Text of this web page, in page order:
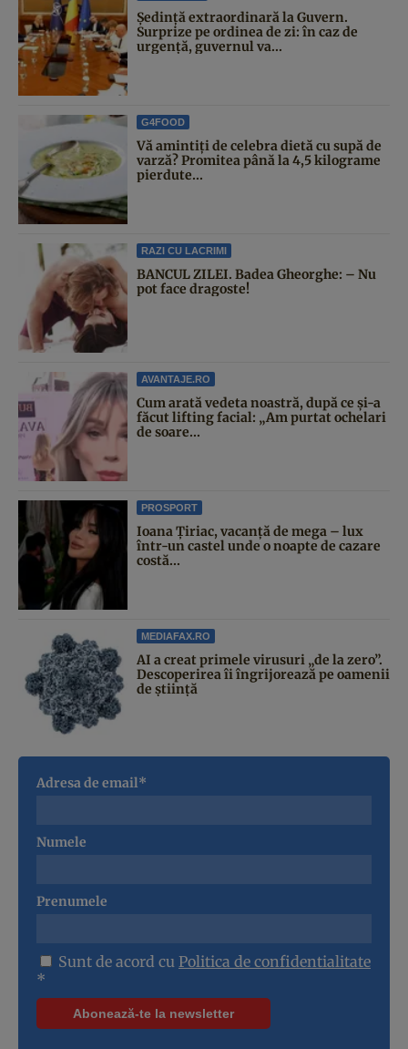
Şedinţă extraordinară la Guvern.
Surprize pe ordinea de zi: în caz de
urgență, guvernul va...
G4FOOD
Vă amintiți de celebra dietă cu supă de
varză? Promitea până la 4,5 kilograme
pierdute...
RAZI CU LACRIMI
BANCUL ZILEI. Badea Gheorghe: – Nu
pot face dragoste!
AVANTAJE.RO
Cum arată vedeta noastră, după ce și-a
făcut lifting facial: „Am purtat ochelari
de soare...
PROSPORT
Ioana Țiriac, vacanță de mega – lux
într-un castel unde o noapte de cazare
costă...
MEDIAFAX.RO
AI a creat primele virusuri „de la zero”.
Descoperirea îi îngrijorează pe oamenii
de știință
Adresa de email*
Numele
Prenumele
Sunt de acord cu Politica de confidentialitate
*